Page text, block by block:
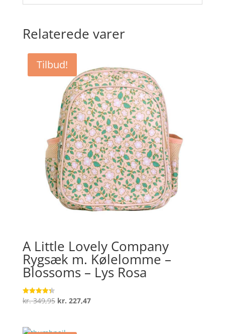
Relaterede varer
Tilbud!
A Little Lovely Company
Rygsæk m. Kølelomme –
Blossoms – Lys Rosa
Vurderet
4.3
kr.349,95 Den
kr. 227,47Den